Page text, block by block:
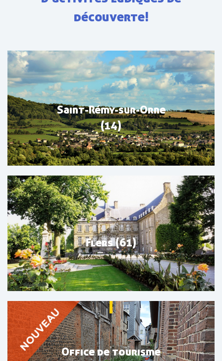
découverte!
Saint-Rémy-sur-Orne
(14)
Flers (61)
Office de tourisme